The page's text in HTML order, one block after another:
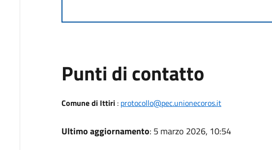
Punti di contatto
Comune di Ittiri: protocollo@pec.unionecoros.it
Ultimo aggiornamento: 5 marzo 2026, 10:54